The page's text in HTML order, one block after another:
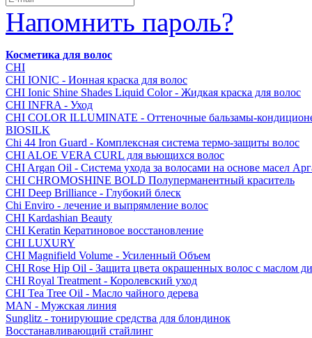
Напомнить пароль?
Косметика для волос
CHI
CHI IONIC - Ионная краска для волос
CHI Ionic Shine Shades Liquid Color - Жидкая краска для волос
CHI INFRA - Уход
CHI COLOR ILLUMINATE - Оттеночные бальзамы-
BIOSILK
Chi 44 Iron Guard - Комплексная система термо-защиты волос
CHI ALOE VERA CURL для вьющихся волос
CHI Argan Oil - Cистема ухода за волосами на основе масел
CHI CHROMOSHINE BOLD Полуперманентный краситель
CHI Deep Brilliance - Глубокий блеск
Chi Enviro - лечение и выпрямление волос
CHI Kardashian Beauty
CHI Keratin Кератиновое восстановление
CHI LUXURY
CHI Magnifield Volume - Усиленный Объем
CHI Rose Hip Oil - Защита цвета окрашенных волос с маслом
CHI Royal Treatment - Королевский уход
CHI Tea Tree Oil - Масло чайного дерева
MAN - Мужская линия
Sunglitz - тонирующие средства для блондинок
Восстанавливающий стайлинг